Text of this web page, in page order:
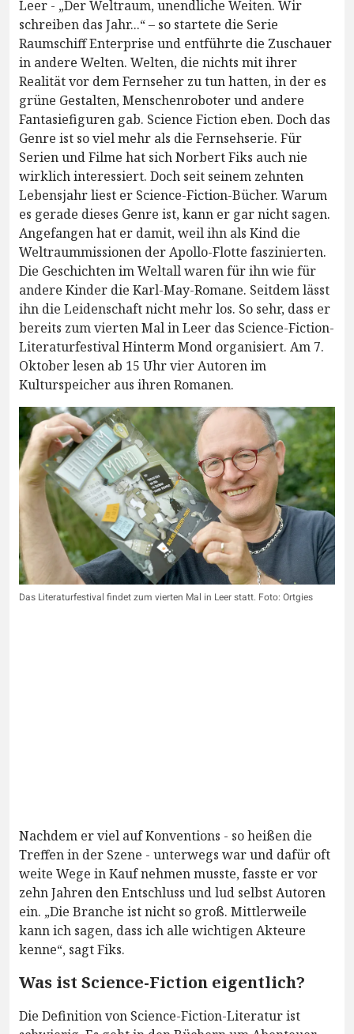
Leer - „Der Weltraum, unendliche Weiten. Wir
schreiben das Jahr...“ – so startete die Serie
Raumschiff Enterprise und entführte die Zuschauer
in andere Welten. Welten, die nichts mit ihrer
Realität vor dem Fernseher zu tun hatten, in der es
grüne Gestalten, Menschenroboter und andere
Fantasiefiguren gab. Science Fiction eben. Doch das
Genre ist so viel mehr als die Fernsehserie. Für
Serien und Filme hat sich Norbert Fiks auch nie
wirklich interessiert. Doch seit seinem zehnten
Lebensjahr liest er Science-Fiction-Bücher. Warum
es gerade dieses Genre ist, kann er gar nicht sagen.
Angefangen hat er damit, weil ihn als Kind die
Weltraummissionen der Apollo-Flotte faszinierten.
Die Geschichten im Weltall waren für ihn wie für
andere Kinder die Karl-May-Romane. Seitdem lässt
ihn die Leidenschaft nicht mehr los. So sehr, dass er
bereits zum vierten Mal in Leer das Science-Fiction-
Literaturfestival Hinterm Mond organisiert. Am 7.
Oktober lesen ab 15 Uhr vier Autoren im
Kulturspeicher aus ihren Romanen.
Das Literaturfestival findet zum vierten Mal in Leer statt. Foto: Ortgies
Nachdem er viel auf Konventions - so heißen die
Treffen in der Szene - unterwegs war und dafür oft
weite Wege in Kauf nehmen musste, fasste er vor
zehn Jahren den Entschluss und lud selbst Autoren
ein. „Die Branche ist nicht so groß. Mittlerweile
kann ich sagen, dass ich alle wichtigen Akteure
kenne“, sagt Fiks.
Was ist Science-Fiction eigentlich?
Die Definition von Science-Fiction-Literatur ist